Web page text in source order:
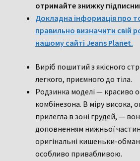
отримайте знижку
Докладна інформація про
правильно визначити свій
нашому сайті Jeans Planet.
Виріб пошитий з якісного
легкого, приємного до тіла.
Родзинка моделі — красиво
комбінезона. В міру висока,
прилегла в зоні грудей, —
доповненням нижньої
оригінальні кишеньки-
особливо привабливою.